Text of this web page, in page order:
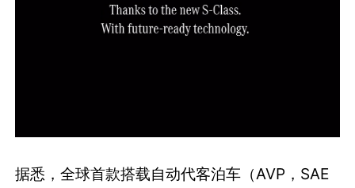
据悉，全球首款搭载自动代客泊车（AVP，SAE